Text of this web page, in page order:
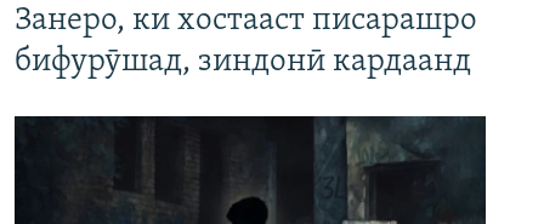
Занеро, ки хостааст писарашро
бифурӯшад, зиндонӣ кардаанд